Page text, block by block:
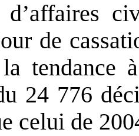
de
tendance
24 776
celui de